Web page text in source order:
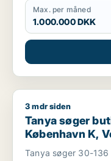
Max. per måned
1.000.000 DKK
Tanya søger butik
3 mdr siden
Tanya søger
København K,
Frederiksberg
Tanya søger 30-